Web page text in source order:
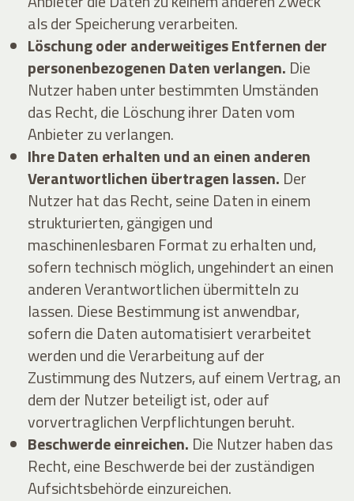
als der Speicherung verarbeiten.
Löschung oder anderweitiges Entfernen der
personenbezogenen Daten verlangen. Die
Nutzer haben unter bestimmten Umständen
das Recht, die Löschung ihrer Daten vom
Anbieter zu verlangen.
Ihre Daten erhalten und an einen anderen
Verantwortlichen übertragen lassen. Der
Nutzer hat das Recht, seine Daten in einem
strukturierten, gängigen und
maschinenlesbaren Format zu erhalten und,
sofern technisch möglich, ungehindert an einen
anderen Verantwortlichen übermitteln zu
lassen. Diese Bestimmung ist anwendbar,
sofern die Daten automatisiert verarbeitet
werden und die Verarbeitung auf der
Zustimmung des Nutzers, auf einem Vertrag, an
dem der Nutzer beteiligt ist, oder auf
vorvertraglichen Verpflichtungen beruht.
Beschwerde einreichen. Die Nutzer haben das
Recht, eine Beschwerde bei der zuständigen
Aufsichtsbehörde einzureichen.